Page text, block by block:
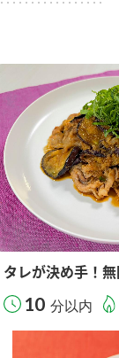
タレが決め手！
10 分以内